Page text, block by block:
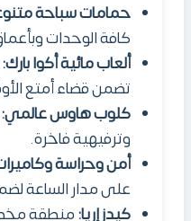
حمامات سباحة
كافة الوحدات
ألعاب مائية أكوا بارك:
تضمن قضاء أمتع
كلوب هاوس عالمي:
وترفيهية فاخرة.
أمن وحراسة
على مدار الساعة
كيدز إريا:منطقة